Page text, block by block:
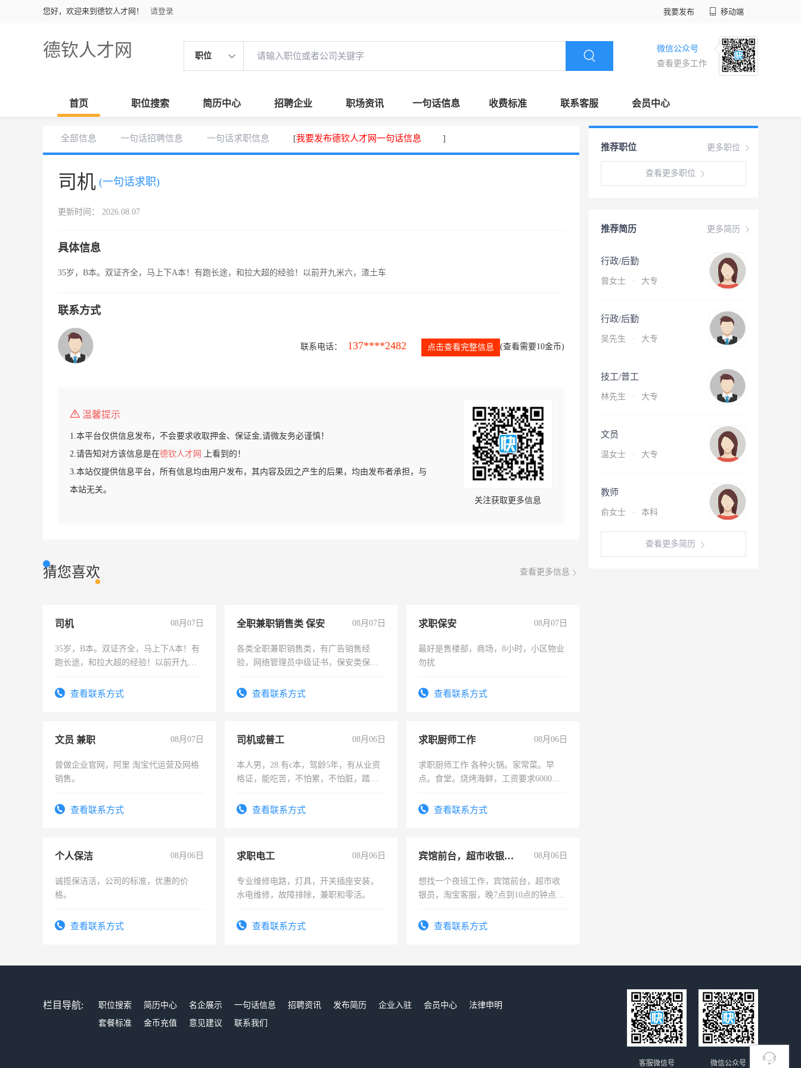
您好，欢迎来到德钦人才网！ 请登录 我要发布 移动端
德钦人才网 职位
微信公众号
查看更多工作
首页 职位搜索 简历中心 招聘企业 职场资讯 一句话信息 收费标准 联系客服 会员中心
全部信息 一句话招聘信息 一句话求职信息 [我要发布德钦人才网一句话信息 ]
司机 (一句话求职)
更新时间： 2026.08.07
具体信息
35岁，B本。双证齐全，马上下A本！有跑长途，和拉大超的经验！以前开九米六，渣土车
联系方式
联系电话： 137****2482 点击查看完整信息 (查看需要10金币)
温馨提示
1.本平台仅供信息发布，不会要求收取押金、保证金,请微友务必谨慎！
2.请告知对方该信息是在德钦人才网
上看到的！
3.本站仅提供信息平台，所有信息均由用户发布，其内容及因之产生的后果，均由发布者承担，与
本站无关。
关注获取更多信息
猜您喜欢 查看更多信息
司机 08月07日
35岁，B本。双证齐全，马上下A本！有
跑长途，和拉大超的经验！以前开九米
查看联系方式
全职兼职销售类 保安 08月07日
各类全职兼职销售类，有广告销售经
验，网络管理员中级证书，保安类保安
有高低压电工证和十几年工作经验
查看联系方式
求职保安 08月07日
最好是售楼部，商场，8小时，小区物业
勿扰
查看联系方式
文员 兼职 08月07日
曾做企业官网，阿里 淘宝代运营及网格
销售。
查看联系方式
司机或普工 08月06日
本人男，28.有c本，驾龄5年，有从业资
格证，能吃苦，不怕累，不怕脏，踏
查看联系方式
求职厨师工作 08月06日
求职厨师工作 各种火锅。家常菜。早
点。食堂。烧烤海鲜，工资要求6000以
查看联系方式
个人保洁 08月06日
诚揽保洁活，公司的标准，优惠的价
格。
查看联系方式
求职电工 08月06日
专业维修电路，灯具，开关插座安装，
水电维修，故障排除，兼职和零活。
查看联系方式
宾馆前台，超市收银员，淘宝客服 08月06日
想找一个夜班工作，宾馆前台，超市收
银员，淘宝客服，晚7点到10点的钟点
号同微信查看联系方式
更多职位
推荐职位
查看更多职位
更多简历
推荐简历
行政/后勤
曾女士 · 大专
行政/后勤
吴先生 · 大专
技工/普工
林先生 · 大专
文员
温女士 · 大专
教师
俞女士 · 本科
查看更多简历
栏目导航: 职位搜索 简历中心 名企展示 一句话信息 招聘资讯 发布简历 企业入驻 会员中心
法律申明
套餐标准
金币充值 意见建议 联系我们
微信公众号
客服微信号